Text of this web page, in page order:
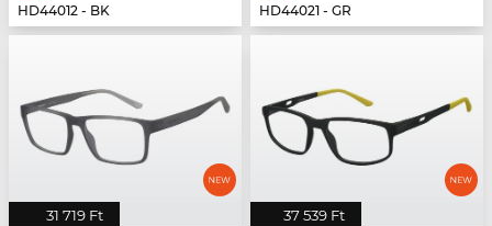
HD44012 - BK
HD44021 - GR
31 719 Ft 37 539 Ft